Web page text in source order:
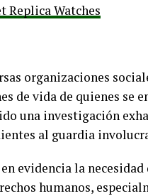
Replica Watches
organizaciones
de vida de quienes se
una investigación
al guardia
en evidencia la
humanos,